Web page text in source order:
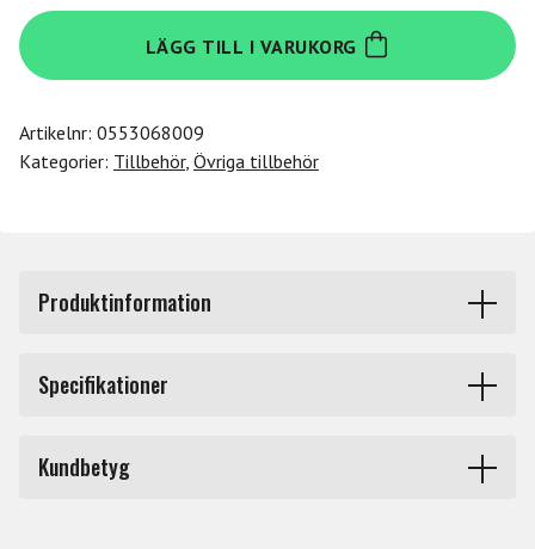
Decksaver
Reloop
RP7000/8000
LÄGG TILL I VARUKORG
Artikelnr: 0553068009
Kategorier: Tillbehör, Övriga tillbehör
Produktinformation
Tillverkat i tålig polykarbonat för att skyddet ska hålla
även under turnén. Skyddar rattar och faders som damm,
Specifikationer
Kundbetyg